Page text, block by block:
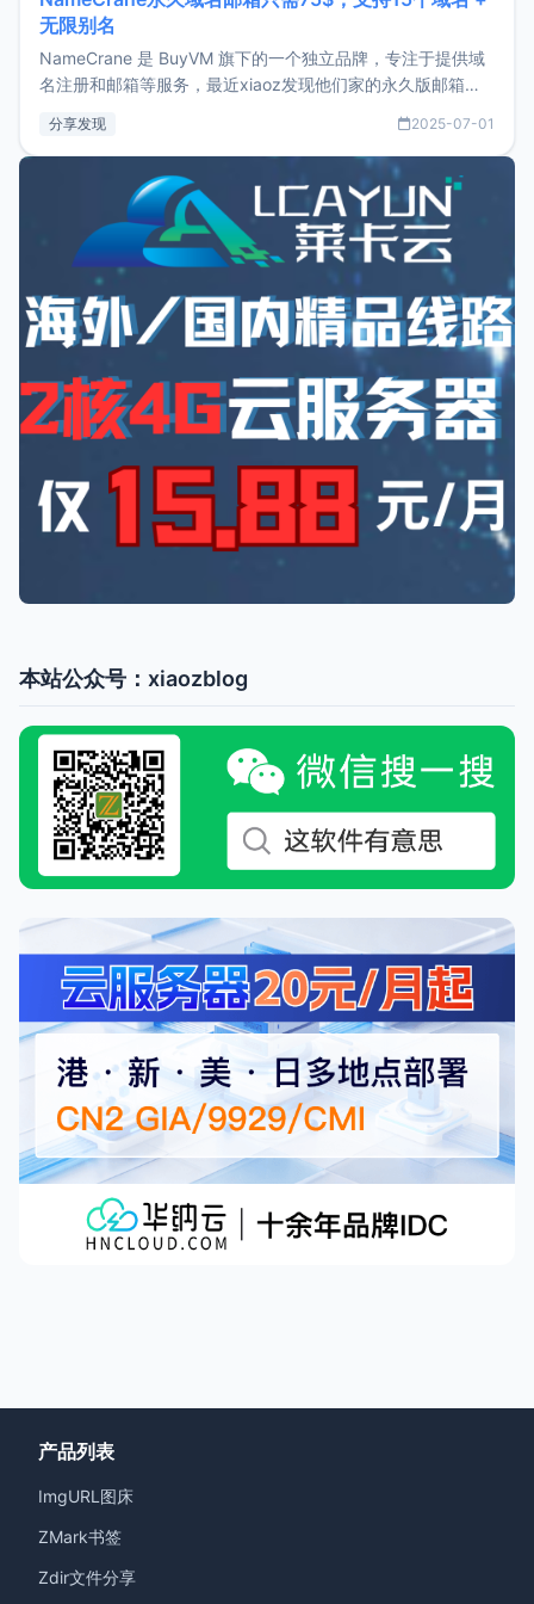
无限别名
NameCrane 是 BuyVM 旗下的一个独立品牌，专注于提供域
名注册和邮箱等服务，最近xiaoz发现他们家的永久版邮箱服
又实惠的域名邮箱，不妨尝试一下 NameCrane。注册
NameCraneNameCrane不支持直接注册，必须要购买
分享发现 2025-07-01
本站公众号：xiaozblog
产品列表
ImgURL图床
ZMark书签
Zdir文件分享